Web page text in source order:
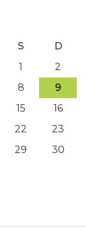
S
D
1
2
8
9
15
16
22
23
29
30